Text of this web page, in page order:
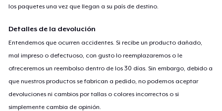
los paquetes una vez que llegan a su país de destino.
Detalles de la devolución
Entendemos que ocurren accidentes. Si recibe un producto dañado,
mal impreso o defectuoso, con gusto lo reemplazaremos o le
ofreceremos un reembolso dentro de los 30 días. Sin embargo, debido a
que nuestros productos se fabrican a pedido, no podemos aceptar
devoluciones ni cambios por tallas o colores incorrectos o si
simplemente cambia de opinión.